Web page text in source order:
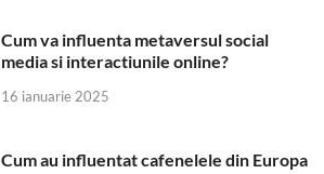
Cum va influenta metaversul social
media si interactiunile online?
16 ianuarie 2025
Cum au influentat cafenelele din Europa